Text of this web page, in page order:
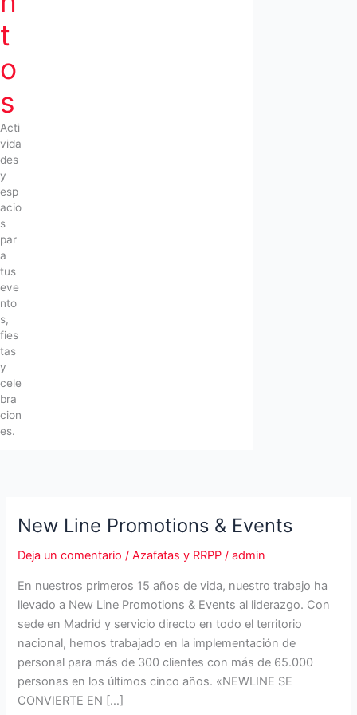
t
o
s
Acti
vida
des
y
esp
acio
s
par
a
tus
eve
nto
s,
fies
tas
y
cele
bra
cion
es.
New Line Promotions & Events
Deja un comentario /Azafatas y RRPP /admin
En nuestros primeros 15 años de vida, nuestro trabajo ha
llevado a New Line Promotions & Events al liderazgo. Con
sede en Madrid y servicio directo en todo el territorio
nacional, hemos trabajado en la implementación de
personal para más de 300 clientes con más de 65.000
personas en los últimos cinco años. «NEWLINE SE
CONVIERTE EN […]